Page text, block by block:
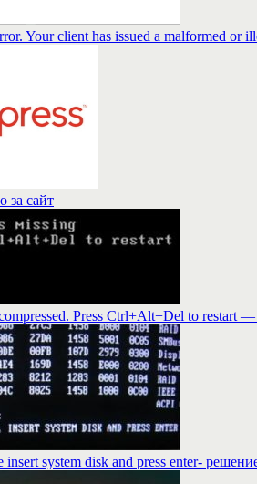
Your client has issued a malformed or
за сайт
Press Ctrl+Alt+Del to restart
insert system disk and press enter-